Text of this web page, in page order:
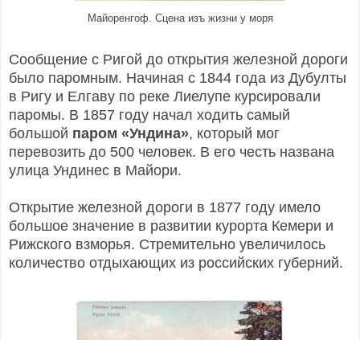
Майоренгоф. Сцена изъ жизни у моря
Сообщение с Ригой до открытия железной дороги
было паромным. Начиная с 1844 года из Дубулты
в Ригу и Елгаву по реке Лиелупе курсировали
паромы. В 1857 году начал ходить самый
большой паром «Ундина», который мог
перевозить до 500 человек. В его честь названа
улица Ундинес в Майори.
Открытие железной дороги в 1877 году имело
большое значение в развитии курорта Кемери и
Рижского взморья. Стремительно увеличилось
количество отдыхающих из российских губерний.